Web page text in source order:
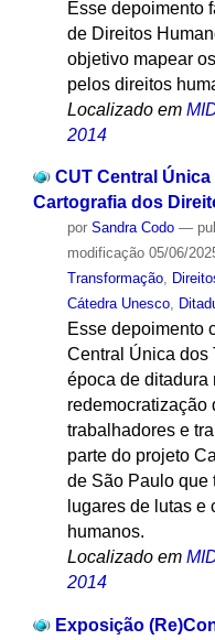
Esse depoimento
de Direitos
objetivo mapear
pelos direitos
Localizado em
2014
CUT Central
Cartografia dos
por Sandra Codo —
modificação05/06/
Transformação,
Cátedra Unesco,
Esse depoimento
Central Única dos
época de ditadura
redemocratização
trabalhadores e
parte do projeto
de São Paulo que
lugares de lutas
humanos.
Localizado em
2014
Exposição